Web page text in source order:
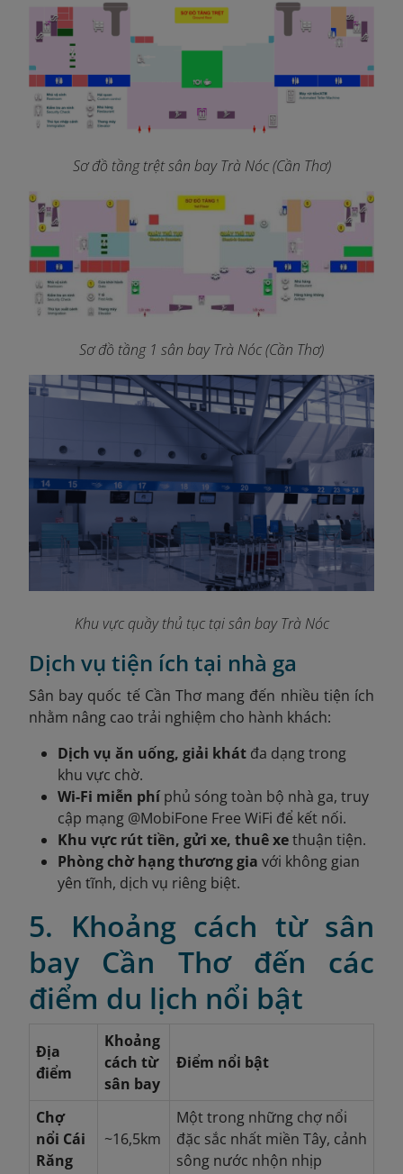
Sơ đồ tầng trệt sân bay Trà Nóc (Cần Thơ)
Sơ đồ tầng 1 sân bay Trà Nóc (Cần Thơ)
Khu vực quầy thủ tục tại sân bay Trà Nóc
Dịch vụ tiện ích tại nhà ga
Sân bay quốc tế Cần Thơ mang đến nhiều tiện ích
nhằm nâng cao trải nghiệm cho hành khách:
Dịch vụ ăn uống, giải khát đa dạng trong
khu vực chờ.
Wi-Fi miễn phíphủ sóng toàn bộ nhà ga, truy
cập mạng @MobiFone Free WiFi để kết nối.
Khu vực rút tiền, gửi xe, thuê xethuận tiện.
Phòng chờ hạng thương gia với không gian
yên tĩnh, dịch vụ riêng biệt.
5. Khoảng cách từ sân
bay Cần Thơ đến các
điểm du lịch nổi bật
Địa
điểm
Khoảng
cách từ
sân bay
Điểm nổi bật
Chợ
nổi Cái
Răng
~16,5km
Một trong những chợ nổi
đặc sắc nhất miền Tây, cảnh
sông nước nhộn nhịp